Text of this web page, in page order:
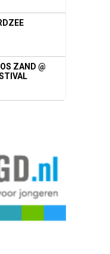
ZAND @